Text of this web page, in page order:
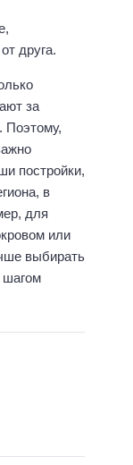
друга.
за
Поэтому,
постройки,
в
для
или
выбирать
шагом